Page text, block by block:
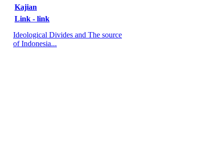
Kajian
Link - link
Ideological Divides and The source
of Indonesia...